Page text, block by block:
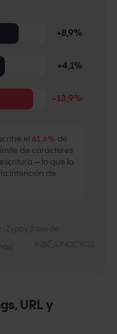
+8,9%
+4,1%
−13,9%
el 61,6% de
de caracteres
— lo que la
intención de
URL y